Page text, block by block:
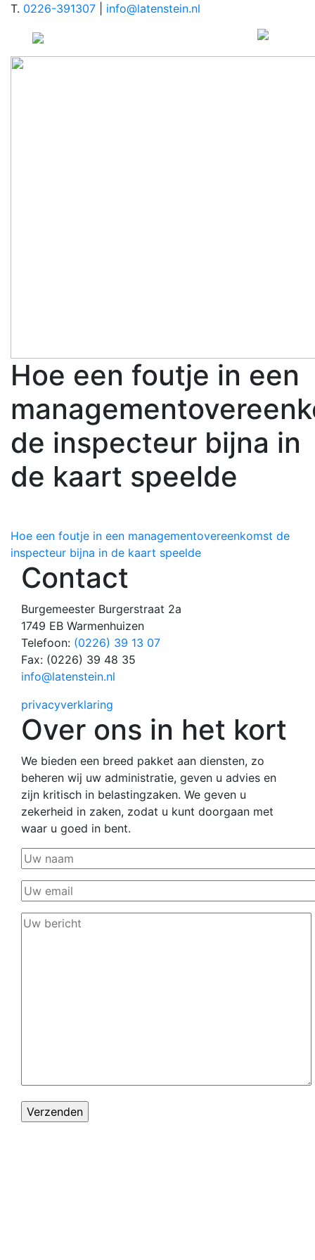
T. 0226-391307 info@latenstein.nl
Hoe een foutje in een
de inspecteur bijna in
de kaart speelde
Bericht
navigatie
Hoe een foutje in een managementovereenkomst de
inspecteur bijna in de kaart speelde
Contact
Burgemeester Burgerstraat 2a
1749 EB Warmenhuizen
Telefoon: (0226) 39 13 07
Fax: (0226) 39 48 35
info@latenstein.nl
privacyverklaring
Over ons in het kort
We bieden een breed pakket aan diensten, zo
beheren wij uw administratie, geven u advies en
zijn kritisch in belastingzaken. We geven u
zekerheid in zaken, zodat u kunt doorgaan met
waar u goed in bent.